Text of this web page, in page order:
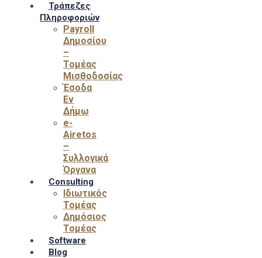
Τράπεζες
Πληροφοριών
Payroll
Δημοσίου
–
Τομέας
Μισθοδοσίας
Έσοδα
Εν
Δήμω
e-
Airetos
–
Συλλογικά
Όργανα
Consulting
Ιδιωτικός
Τομέας
Δημόσιος
Τομέας
Software
Blog